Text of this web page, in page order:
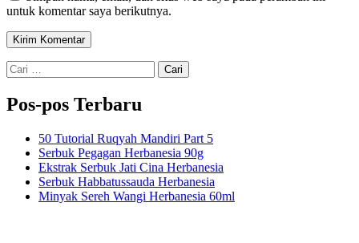
untuk komentar saya berikutnya.
Cari
untuk:
Pos-pos Terbaru
50 Tutorial Ruqyah Mandiri Part 5
Serbuk Pegagan Herbanesia 90g
Ekstrak Serbuk Jati Cina Herbanesia
Serbuk Habbatussauda Herbanesia
Minyak Sereh Wangi Herbanesia 60ml